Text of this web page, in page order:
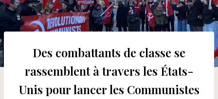
Des combattants de classe se
rassemblent à travers les États-
Unis pour lancer les Communistes